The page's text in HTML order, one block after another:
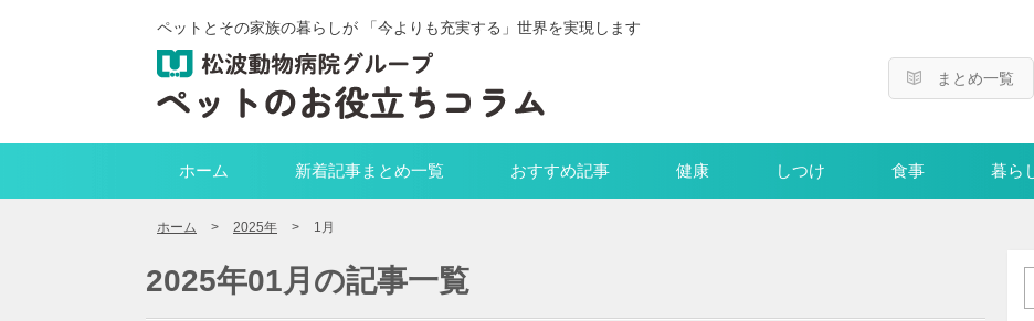
ペットとその家族の暮らしが 「今よりも充実する」世界を実現します
まとめ一覧
ホーム 新着記事まとめ一覧 おすすめ記事 健康 しつけ 食事 暮ら
ホーム > 2025年 > 1月
2025年01月の記事一覧